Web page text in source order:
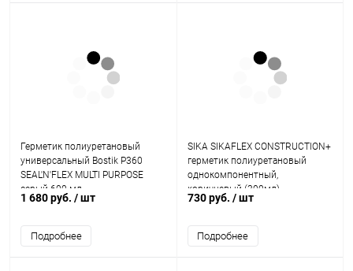
Герметик полиуретановый
универсальный Bostik Р360
SEAL'N'FLEX MULTI PURPOSE
серый 600 мл.
1 680 руб. / шт
Подробнее
SIKA SIKAFLEX CONSTRUCTION+
герметик полиуретановый
однокомпонентный,
коричневый (300мл)
730 руб. / шт
Подробнее